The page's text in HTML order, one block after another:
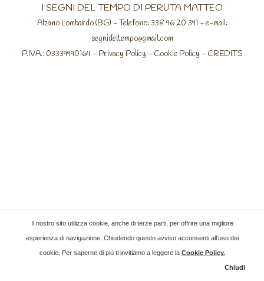
I SEGNI DEL TEMPO DI PERUTA MATTEO
Alzano Lombardo (BG) - Telefono: 338 96 20 391 - e-mail:
segnideltempo@gmail.com
P.IVA.: 03339990164 - Privacy Policy - Cookie Policy - CREDITS
Il nostro sito utilizza cookie, anche di terze parti, per offrire una migliore
esperienza di navigazione. Chiudendo questo avviso acconsenti all’uso dei
cookie. Per saperne di più ti invitiamo a leggere la Cookie Policy.
Chiudi